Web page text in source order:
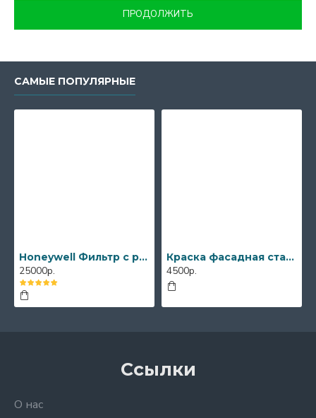
ПРОДОЛЖИТЬ
САМЫЕ ПОПУЛЯРНЫЕ
Honeywell Фильтр с регулятором/Resideo Braukmann FK06-3/4"AA+FK06-3/4"AAM, комплект для горячей и холодной воды
25000р.
Краска фасадная стандарт RULTEX 40 кг
4500р.
Ссылки
О нас